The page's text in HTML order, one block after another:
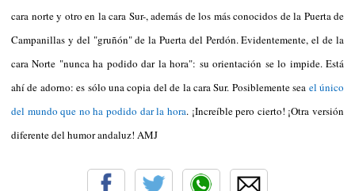
cara norte y otro en la cara Sur-, además de los más conocidos de la Puerta de
Campanillas y del "gruñón" de la Puerta del Perdón. Evidentemente, el de la
cara Norte "nunca ha podido dar la hora": su orientación se lo impide. Está
ahí de adorno: es sólo una copia del de la cara Sur. Posiblemente sea el único
del mundo que no ha podido dar la hora. ¡Increíble pero cierto! ¡Otra versión
diferente del humor andaluz! AMJ